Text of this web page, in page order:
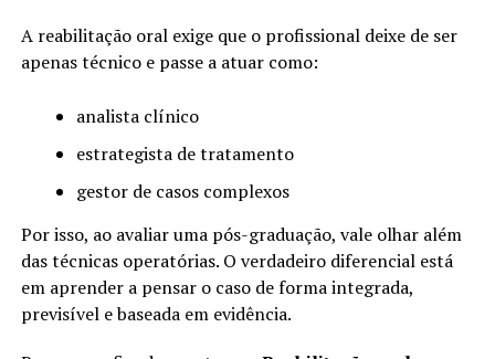
A reabilitação oral exige que o profissional deixe de ser
apenas técnico e passe a atuar como:
analista clínico
estrategista de tratamento
gestor de casos complexos
Por isso, ao avaliar uma pós-graduação, vale olhar além
das técnicas operatórias. O verdadeiro diferencial está
em aprender a pensar o caso de forma integrada,
previsível e baseada em evidência.